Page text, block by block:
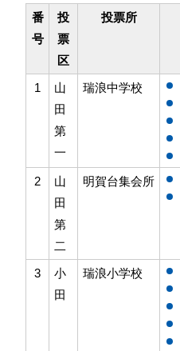
番
号
投
票
区
投票所
1
山
田
第
一
瑞浪中学校
2
山
田
第
二
明賀台集会所
3
小
田
瑞浪小学校